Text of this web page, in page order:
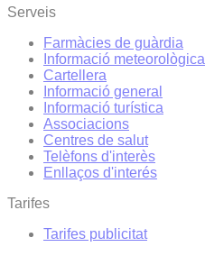
Serveis
Farmàcies de guàrdia
Informació meteorològica
Cartellera
Informació general
Informació turística
Associacions
Centres de salut
Telèfons d'interès
Enllaços d'interés
Tarifes
Tarifes publicitat